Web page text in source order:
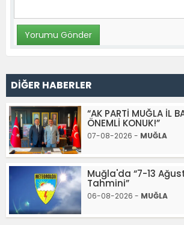
DİĞER HABERLER
“AK PARTİ MUĞLA İL
ÖNEMLİ KONUK!”
07-08-2026 - MUĞLA
Muğla'da “7-13
Tahmini”
06-08-2026 - MUĞLA